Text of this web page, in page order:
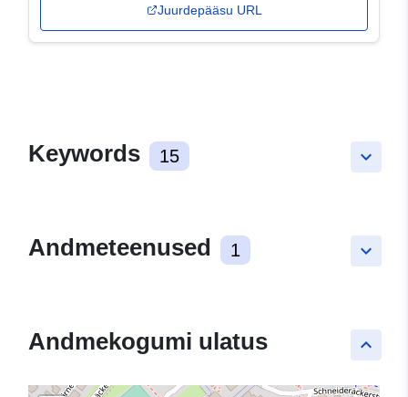
Juurdepääsu URL
keyboard_arrow_down
Keywords 15
keyboard_arrow_down
Andmeteenused 1
keyboard_arrow_up
Andmekogumi ulatus